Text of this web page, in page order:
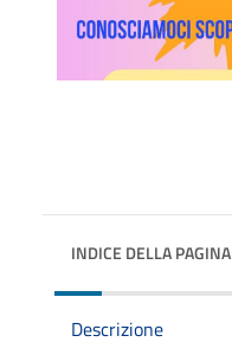
INDICE DELLA PAGINA
Descrizione